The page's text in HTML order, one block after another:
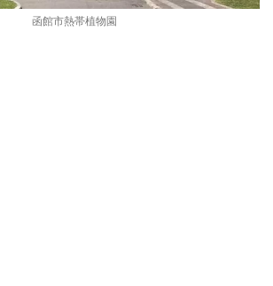
函館市熱帯植物園